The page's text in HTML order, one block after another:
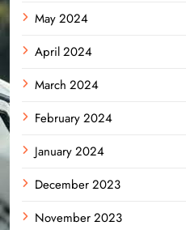
May 2024
April 2024
March 2024
February 2024
January 2024
December 2023
November 2023